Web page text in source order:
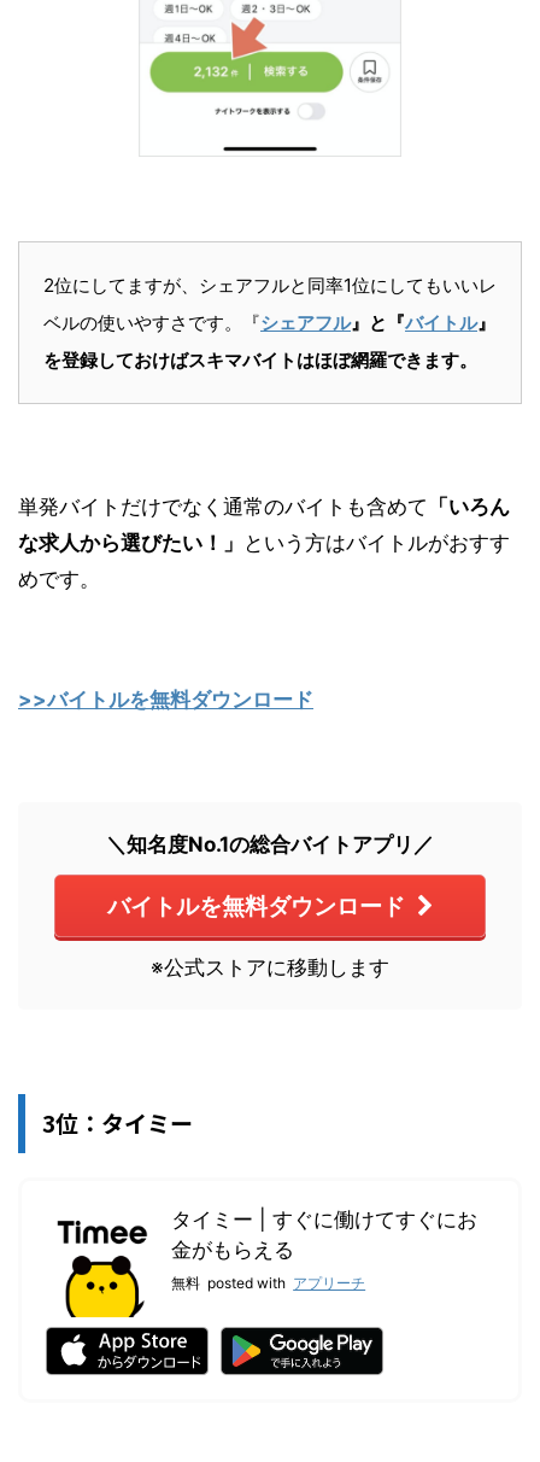
2位にしてますが、シェアフルと同率1位にしてもいいレ
ベルの使いやすさです。『シェアフル』と『バイトル』
を登録しておけばスキマバイトはほぼ網羅できます。
単発バイトだけでなく通常のバイトも含めて 「いろん
な求人から選びたい！」 という方はバイトルがおすす
めです。
>>バイトルを無料ダウンロード
＼知名度No.1の総合バイトアプリ／
バイトルを無料ダウンロード
※公式ストアに移動します
3位：タイミー
タイミー | すぐに働けてすぐにお
金がもらえる
無料 posted with アプリーチ